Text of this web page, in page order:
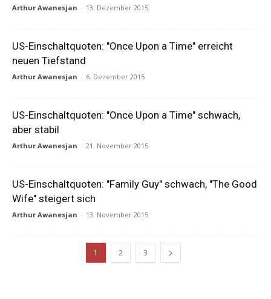
Arthur Awanesjan - 13. Dezember 2015
US-Einschaltquoten: "Once Upon a Time" erreicht
neuen Tiefstand
Arthur Awanesjan - 6. Dezember 2015
US-Einschaltquoten: "Once Upon a Time" schwach,
aber stabil
Arthur Awanesjan - 21. November 2015
US-Einschaltquoten: "Family Guy" schwach, "The Good
Wife" steigert sich
Arthur Awanesjan - 13. November 2015
1 2 3